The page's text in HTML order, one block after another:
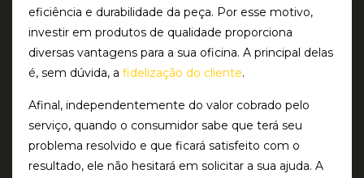
eficiência e durabilidade da peça. Por esse motivo,
investir em produtos de qualidade proporciona
diversas vantagens para a sua oficina. A principal delas
é, sem dúvida, a fidelização do cliente.
Afinal, independentemente do valor cobrado pelo
serviço, quando o consumidor sabe que terá seu
problema resolvido e que ficará satisfeito com o
resultado, ele não hesitará em solicitar a sua ajuda. A